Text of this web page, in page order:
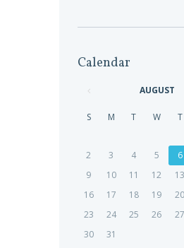
Calendar
AUGUST
S M T W T
2
3 4 5 6
9
10 11 12 13
16
17 18 19 20
23
24 25 26 27
30
31